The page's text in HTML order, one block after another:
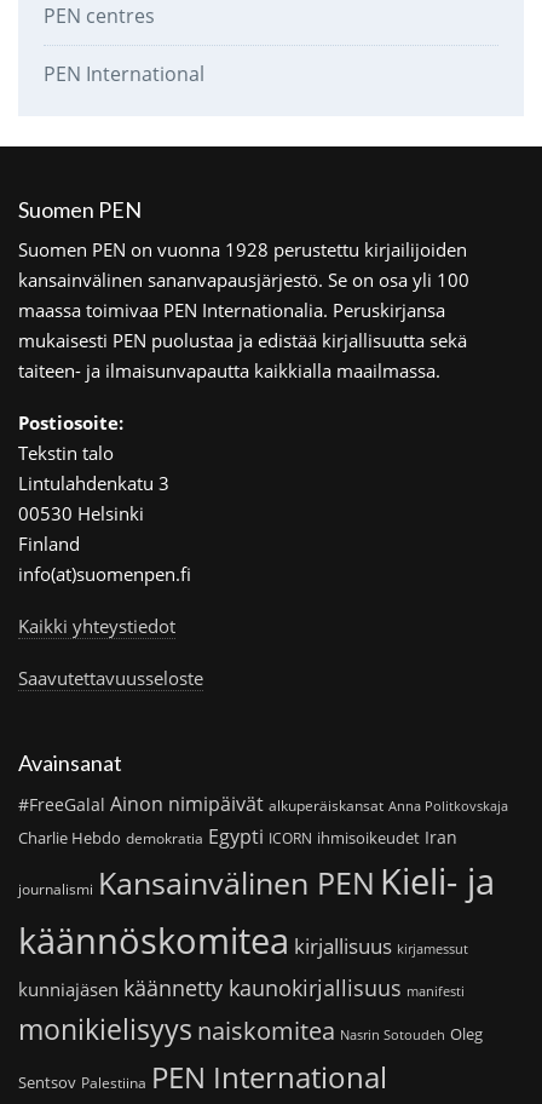
PEN centres
PEN International
Suomen PEN
Suomen PEN on vuonna 1928 perustettu kirjailijoiden
kansainvälinen sananvapausjärjestö. Se on osa yli 100
maassa toimivaa PEN Internationalia. Peruskirjansa
mukaisesti PEN puolustaa ja edistää kirjallisuutta sekä
taiteen- ja ilmaisunvapautta kaikkialla maailmassa.
Postiosoite:
Tekstin talo
Lintulahdenkatu 3
00530 Helsinki
Finland
info(at)suomenpen.fi
Kaikki yhteystiedot
Saavutettavuusseloste
Avainsanat
#FreeGalal Ainon nimipäivät alkuperäiskansat Anna Politkovskaja
Charlie Hebdo demokratia Egypti ICORN ihmisoikeudet Iran
journalismi Kansainvälinen PEN Kieli- ja
käännöskomitea kirjallisuus kirjamessut
kunniajäsen käännetty kaunokirjallisuus manifesti
monikielisyys naiskomitea Nasrin Sotoudeh Oleg
Sentsov Palestiina PEN International